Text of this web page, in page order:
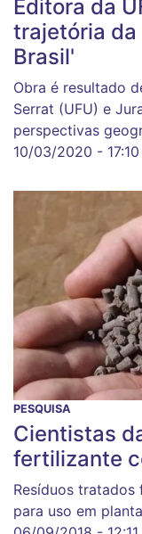
Editora da
trajetória
Brasil'
Obra é resultado
Serrat (UFU) e
perspectivas
10/03/2020 - 17:10
PESQUISA
Cientistas
fertilizante
Resíduos
para uso em